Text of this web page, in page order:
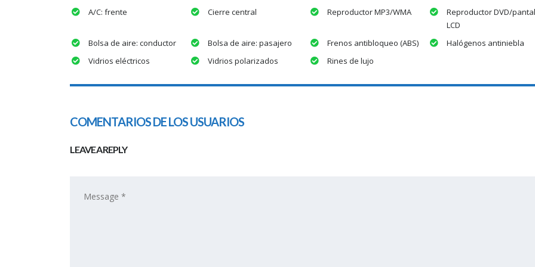
A/C: frente Cierre central Reproductor MP3/WMA
Reproductor DVD/
LCD
Bolsa de aire: conductor
Bolsa de aire: pasajero Frenos antibloqueo (ABS)
Halógenos antiniebla
Vidrios eléctricos
Vidrios polarizados Rines de lujo
COMENTARIOS DE LOS USUARIOS
LEAVE A REPLY